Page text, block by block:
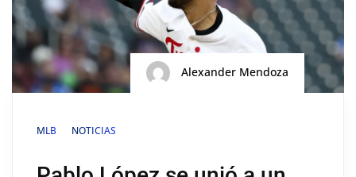
Alexander Mendoza
MLB NOTICIAS